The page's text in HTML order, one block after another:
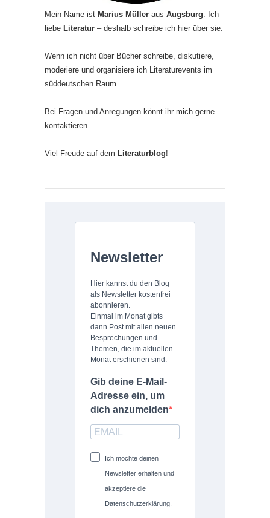
Mein Name ist Marius Müller aus Augsburg. Ich
liebe Literatur – deshalb schreibe ich hier über sie.
Wenn ich nicht über Bücher schreibe, diskutiere,
moderiere und organisiere ich Literaturevents im
süddeutschen Raum.
Bei Fragen und Anregungen könnt ihr mich gerne
kontaktieren
Viel Freude auf dem Literaturblog!
Newsletter
Hier kannst du den Blog
als Newsletter kostenfrei
abonnieren.
Einmal im Monat gibts
dann Post mit allen neuen
Besprechungen und
Themen, die im aktuellen
Monat erschienen sind.
Gib deine E-Mail-
Adresse ein, um
dich anzumelden
Ich möchte deinen
Newsletter erhalten und
akzeptiere die
Datenschutzerklärung.